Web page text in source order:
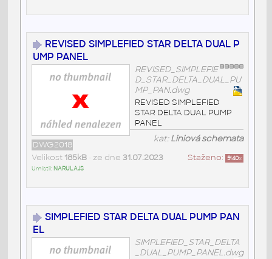
REVISED SIMPLEFIED STAR DELTA DUAL P
UMP PANEL
REVISED_SIMPLEFIE
D_STAR_DELTA_DUAL_PU
MP_PAN.dwg
REVISED SIMPLEFIED
STAR DELTA DUAL PUMP
PANEL
kat:Liniová schemata
DWG2018
Staženo: 5140x
Velikost 185kB• ze dne 31.07.2023
Umístil: NARULAJS
SIMPLEFIED STAR DELTA DUAL PUMP PAN
EL
SIMPLEFIED_STAR_DELTA
_DUAL_PUMP_PANEL.dwg